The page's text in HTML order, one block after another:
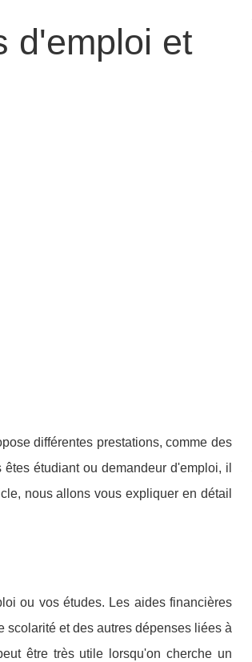
d'emploi et
différentes prestations, comme des
étudiant ou demandeur d'emploi, il
nous allons vous expliquer en détail
ou vos études. Les aides financières
scolarité et des autres dépenses liées à
être très utile lorsqu'on cherche un